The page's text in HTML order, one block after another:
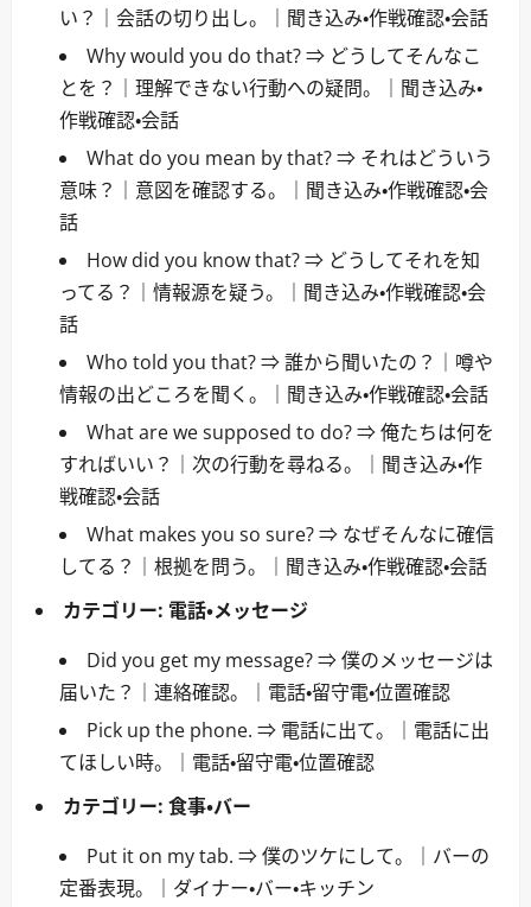
い？｜会話の切り出し。｜聞き込み・作戦確認・会話
Why would you do that? ⇒ どうしてそんなこ
とを？｜理解できない行動への疑問。｜聞き込み・
作戦確認・会話
What do you mean by that? ⇒ それはどういう
意味？｜意図を確認する。｜聞き込み・作戦確認・会
話
How did you know that? ⇒ どうしてそれを知
ってる？｜情報源を疑う。｜聞き込み・作戦確認・会
話
Who told you that? ⇒ 誰から聞いたの？｜噂や
情報の出どころを聞く。｜聞き込み・作戦確認・会話
What are we supposed to do? ⇒ 俺たちは何を
すればいい？｜次の行動を尋ねる。｜聞き込み・作
戦確認・会話
What makes you so sure? ⇒ なぜそんなに確信
してる？｜根拠を問う。｜聞き込み・作戦確認・会話
カテゴリー: 電話・メッセージ
Did you get my message? ⇒ 僕のメッセージは
届いた？｜連絡確認。｜電話・留守電・位置確認
Pick up the phone. ⇒ 電話に出て。｜電話に出
てほしい時。｜電話・留守電・位置確認
カテゴリー: 食事・バー
Put it on my tab. ⇒ 僕のツケにして。｜バーの
定番表現。｜ダイナー・バー・キッチン